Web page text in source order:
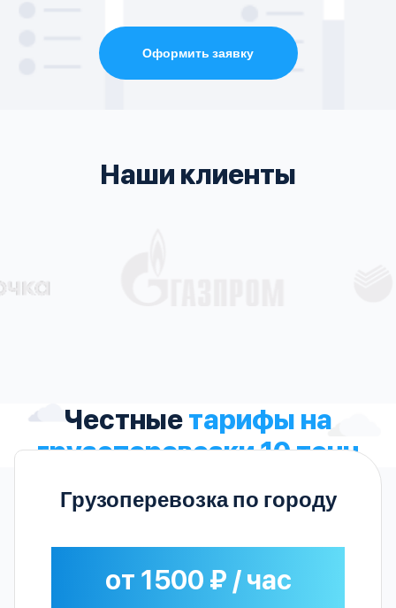
Оформить заявку
Наши клиенты
Честныетарифы на
грузоперевозки 10 тонн
Грузоперевозка по городу
от 1500 ₽ / час